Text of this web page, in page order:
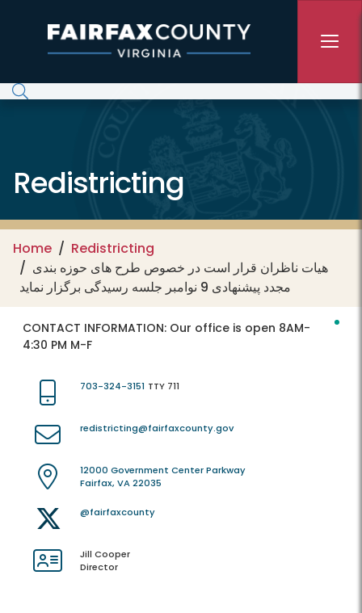
Redistricting
Home
Redistricting
هیات ناظران قرار است در خصوص طرح های حوزه بندی
مجدد پیشنهادی 9 نوامبر جلسه رسیدگی برگزار نماید
CONTACT INFORMATION: Our office is open 8AM-
4:30 PM M-F
703-324-3151 TTY 711
redistricting@fairfaxcounty.gov
12000 Government Center Parkway
Fairfax, VA 22035
@fairfaxcounty
Jill Cooper
Director